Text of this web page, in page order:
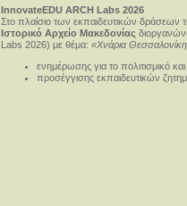
InnovateEDU ARCH Labs 2026
Στο πλαίσιο των εκπαιδευτικών δράσεων
Ιστορικό Αρχείο Μακεδονίας
Labs 2026) με θέμα: «Χνάρια
ενημέρωσης για το πολιτισμικό
προσέγγισης εκπαιδευτικών